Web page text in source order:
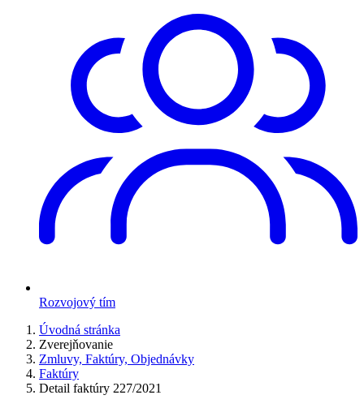
Rozvojový tím
Úvodná stránka
Zverejňovanie
Zmluvy, Faktúry, Objednávky
Faktúry
Detail faktúry 227/2021